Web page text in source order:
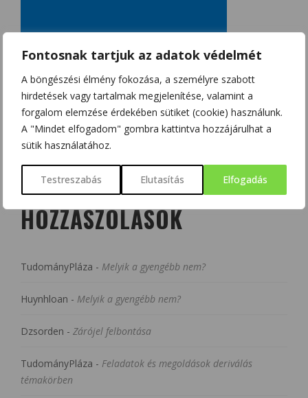
Fontosnak tartjuk az adatok védelmét
A böngészési élmény fokozása, a személyre szabott
hirdetések vagy tartalmak megjelenítése, valamint a
forgalom elemzése érdekében sütiket (cookie) használunk.
A "Mindet elfogadom" gombra kattintva hozzájárulhat a
sütik használatához.
Testreszabás Elutasítás Elfogadás
LEGUTÓBBI
HOZZÁSZÓLÁSOK
TudományPláza - Melyik a gyengébb nem?
Huynhloan - Melyik a gyengébb nem?
Dzsorden - Zárójel felbontása
TudományPláza - Feladatok és megoldások deriválás
témakörben